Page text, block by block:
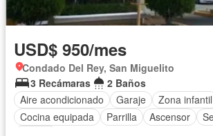
USD$ 950/mes
Condado Del Rey, San Miguelito
3 Recámaras
2 Baños
Aire acondicionado
Garaje
Zona infantil
Cocina equipada
Parrilla Ascensor